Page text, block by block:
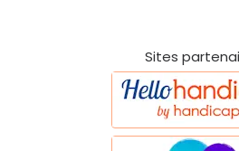
Sites